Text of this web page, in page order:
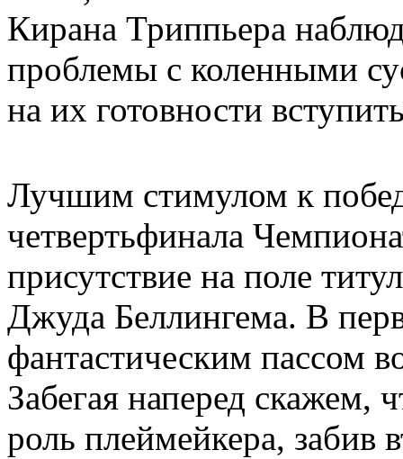
Кирана Триппьера
проблемы с коленными
на их готовности
Лучшим стимулом к
четвертьфинала
присутствие на поле
Джуда Беллингема. В
фантастическим пассом
Забегая наперед скажем,
роль плеймейкера, забив